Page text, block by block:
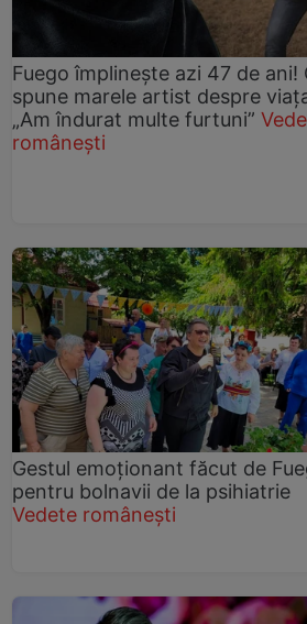
Fuego împlinește azi 47 de ani!
spune marele artist despre
„Am îndurat multe furtuni”
românești
Gestul emoționant făcut de
pentru bolnavii de la psihiatrie
Vedete românești